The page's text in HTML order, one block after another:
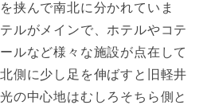
挟んで南北に分かれていま
ルがメインで、ホテルやコテ
ルなど様々な施設が点在して
側に少し足を伸ばすと旧軽井
の中心地はむしろそちら側と